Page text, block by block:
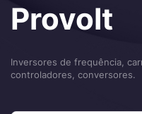
Provolt
Inversores de frequência,
controladores, conversores.